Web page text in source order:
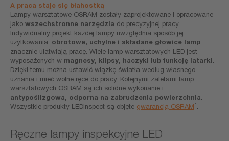
A praca staje się błahostką
Lampy warsztatowe OSRAM zostały zaprojektowane i opracowane
jako wszechstronne narzędzia do precyzyjnej pracy.
Indywidualny projekt każdej lampy uwzględnia sposób jej
użytkowania: obrotowe, uchylne i składane głowice lamp
znacznie ułatwiają pracę. Wiele lamp warsztatowych LED jest
wyposażonych w magnesy, klipsy, haczyki lub funkcję latarki
Dzięki temu można ustawić wiązkę światła według własnego
uznania i mieć wolne ręce do pracy. Kolejnymi zaletami lamp
warsztatowych OSRAM są ich solidne wykonanie i
antypoślizgowa, odporna na zabrudzenia powierzchnia
Wszystkie produkty LEDinspect są objęte gwarancją OSRAM1
Ręczne lampy inspekcyjne LED